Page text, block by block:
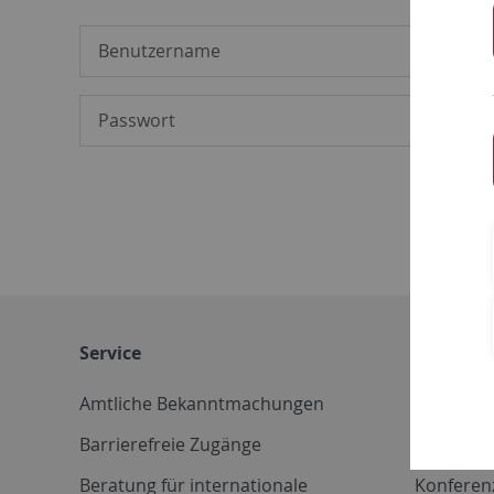
Service
Amtliche Bekanntmachungen
Barrierefreie Zugänge
Beratung für internationale